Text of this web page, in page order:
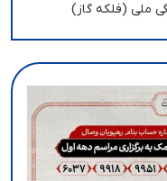
ملی (فلکه گاز)